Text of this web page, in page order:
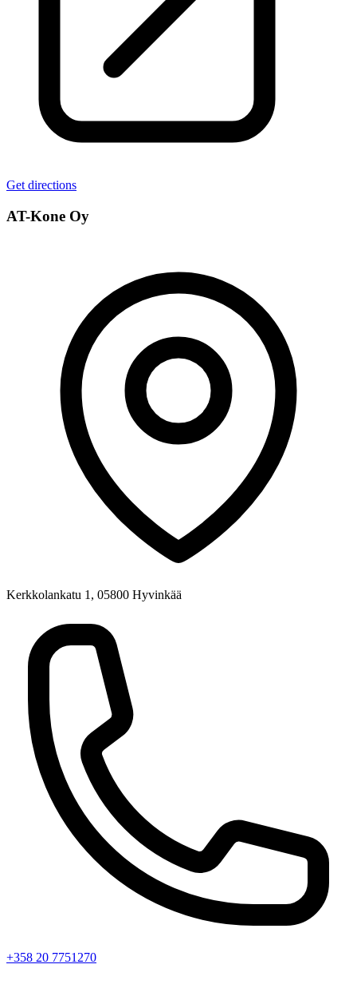
Get directions
AT-Kone Oy
Kerkkolankatu 1, 05800 Hyvinkää
+358 20 7751270